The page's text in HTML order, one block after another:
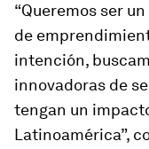
“Queremos ser
de
intención,
innovadoras de
tengan un
Latinoamérica”,